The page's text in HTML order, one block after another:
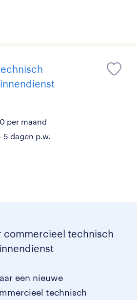
per maand
5 dagen p.w.
commercieel technisch
een nieuwe
technisch